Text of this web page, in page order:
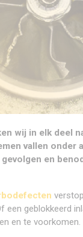
wij in elk deel
vallen onder
en
een geblokkeerd
en te voorkomen.